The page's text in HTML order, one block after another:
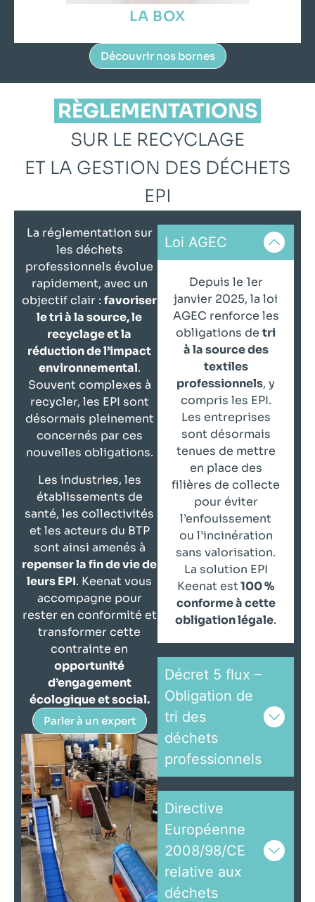
LA BOX
Découvrir nos bornes
RÈGLEMENTATIONS
SUR LE RECYCLAGE
ET LA GESTION DES DÉCHETS
EPI
La réglementation sur
les déchets
professionnels évolue
rapidement, avec un
objectif clair : favoriser
le tri à la source, le
recyclage et la
réduction de l’impact
environnemental.
Souvent complexes à
recycler, les EPI sont
désormais pleinement
concernés par ces
nouvelles obligations.
Les industries, les
établissements de
santé, les collectivités
et les acteurs du BTP
sont ainsi amenés à
repenser la fin de vie de
leurs EPI. Keenat vous
accompagne pour
rester en conformité et
transformer cette
contrainte en
opportunité
d’engagement
écologique et social.
Parler à un expert
Loi AGEC
Depuis le 1er
janvier 2025, la loi
AGEC renforce les
obligations de tri
à la source des
textiles
professionnels, y
compris les EPI.
Les entreprises
sont désormais
tenues de mettre
en place des
filières de collecte
pour éviter
l’enfouissement
ou l’incinération
sans valorisation.
La solution EPI
Keenat est100 %
conforme à cette
obligation légale.
Décret 5 flux –
Obligation de
tri des
déchets
professionnels
Directive
Européenne
2008/98/CE
relative aux
déchets